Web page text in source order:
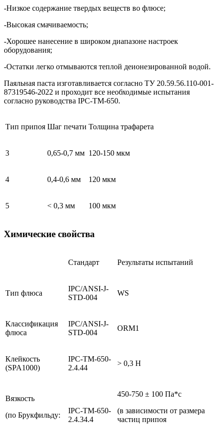
-Низкое содержание твердых веществ во флюсе;
-Высокая смачиваемость;
-Хорошее нанесение в широком диапазоне настроек
оборудования;
-Остатки легко отмываются теплой деионезированной водой.
Паяльная паста изготавливается согласно ТУ 20.59.56.110-001-
87319546-2022 и проходит все необходимые испытания
согласно руководства IPC-TM-650.
Тип припоя Шаг печати Толщина трафарета
3 0,65-0,7 мм 120-150 мкм
4 0,4-0,6 мм 120 мкм
5 < 0,3 мм 100 мкм
Химические свойства
Стандарт Результаты испытаний
Тип флюса
IPC/ANSI-J-
STD-004
WS
Классификация
флюса
IPC/ANSI-J-
STD-004
ORM1
Клейкость
(SPA1000)
IPC-TM-650-
2.4.44
> 0,3 Н
Вязкость
(по Брукфильду:
IPC-TM-650-
2.4.34.4
450-750 ± 100 Па*с
(в зависимости от размера
частиц припоя